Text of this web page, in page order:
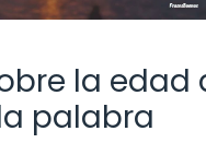
la edad
palabra